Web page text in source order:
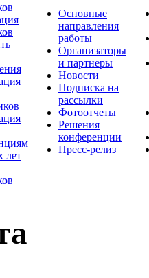
лет
Основные
направления
работы
Организаторы
и партнеры
Новости
Подписка на
рассылки
Фотоотчеты
Решения
конференции
Пресс-релиз